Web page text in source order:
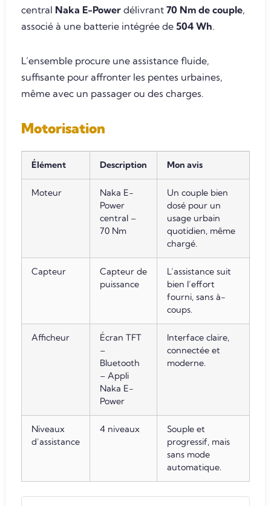
central Naka E-Power délivrant 70 Nm de couple,
associé à une batterie intégrée de 504 Wh.
L’ensemble procure une assistance fluide,
suffisante pour affronter les pentes urbaines,
même avec un passager ou des charges.
Motorisation
Élément Description Mon avis
Moteur
Naka E-
Power
central –
70 Nm
Un couple bien
dosé pour un
usage urbain
quotidien, même
chargé.
Capteur
Capteur de
puissance
L’assistance suit
bien l’effort
fourni, sans à-
coups.
Afficheur
Écran TFT
–
Bluetooth
– Appli
Naka E-
Power
Interface claire,
connectée et
moderne.
Niveaux
d’assistance
4 niveaux
Souple et
progressif, mais
sans mode
automatique.